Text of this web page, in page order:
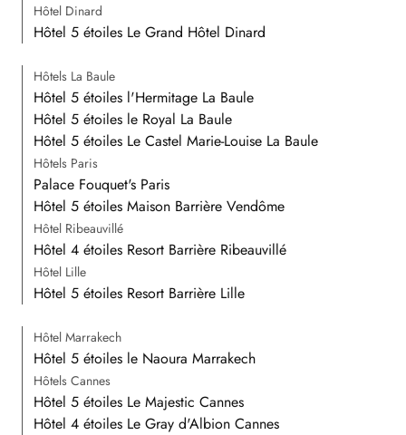
Hôtel Dinard
Hôtel 5 étoiles Le Grand Hôtel Dinard
Hôtels La Baule
Hôtel 5 étoiles l'Hermitage La Baule
Hôtel 5 étoiles le Royal La Baule
Hôtel 5 étoiles Le Castel Marie-Louise La Baule
Hôtels Paris
Palace Fouquet's Paris
Hôtel 5 étoiles Maison Barrière Vendôme
Hôtel Ribeauvillé
Hôtel 4 étoiles Resort Barrière Ribeauvillé
Hôtel Lille
Hôtel 5 étoiles Resort Barrière Lille
Hôtel Marrakech
Hôtel 5 étoiles le Naoura Marrakech
Hôtels Cannes
Hôtel 5 étoiles Le Majestic Cannes
Hôtel 4 étoiles Le Gray d'Albion Cannes